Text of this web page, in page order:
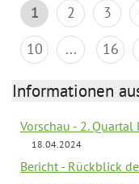
1 2 3
10
... 16
Informationen
Vorschau - 2.
18.04.2024
Bericht - Rückblick